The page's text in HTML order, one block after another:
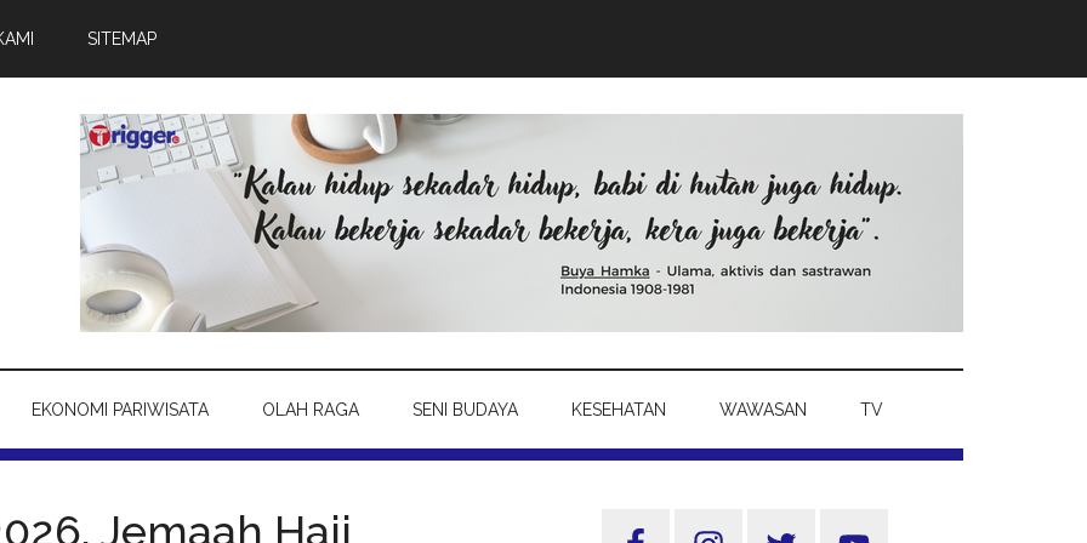
SITEMAP
EKONOMI PARIWISATA OLAH RAGA SENI BUDAYA KESEHATAN WAWASAN TV
Jemaah Haji
Sidebar